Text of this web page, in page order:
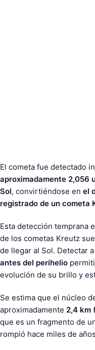
El cometa fue detectado
aproximadamente 2,056
Sol, convirtiéndose en el
registrado de un cometa
Esta detección temprana
de los cometas Kreutz
de llegar al Sol. Detectar
antes del perihelio
evolución de su brillo y
Se estima que el núcleo
aproximadamente 2,4 km
que es un fragmento de
rompió hace miles de